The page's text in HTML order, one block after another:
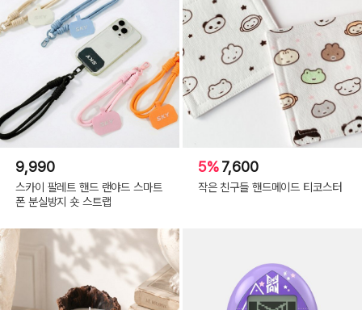
9,990
스카이 팔레트 핸드 랜야드 스마트
폰 분실방지 숏 스트랩
5%7,600
작은 친구들 핸드메이드 티코스터